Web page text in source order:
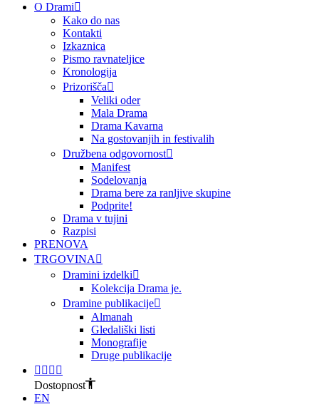
O Drami
Kako do nas
Kontakti
Izkaznica
Pismo ravnateljice
Kronologija
Prizorišča
Veliki oder
Mala Drama
Drama Kavarna
Na gostovanjih in festivalih
Družbena odgovornost
Manifest
Sodelovanja
Drama bere za ranljive skupine
Podprite!
Drama v tujini
Razpisi
PRENOVA
TRGOVINA
Dramini izdelki
Kolekcija Drama je.
Dramine publikacije
Almanah
Gledališki listi
Monografije
Druge publikacije
Dostopnost
EN